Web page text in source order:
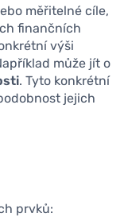
měřitelné cíle,
finančních
výši
může jít o
. Tyto konkrétní
jejich
prvků: